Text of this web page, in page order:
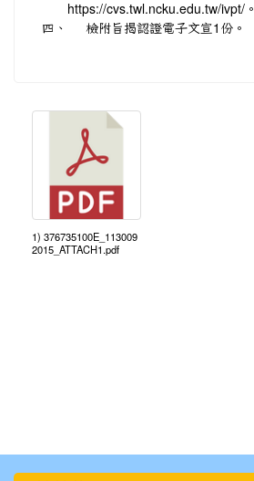
https://cvs.twl.ncku.edu.tw/ivpt/。
四、 檢附旨揭認證電子文宣1份。
1) 376735100E_113009
2015_ATTACH1.pdf
:::